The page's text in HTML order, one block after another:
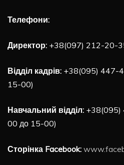
Телефони:
Директор: +38(097) 212-20-35
Відділ кадрів: +38(095) 447-
15-00)
Навчальний відділ: +38(095)
00 до 15-00)
Сторінка Facebook: